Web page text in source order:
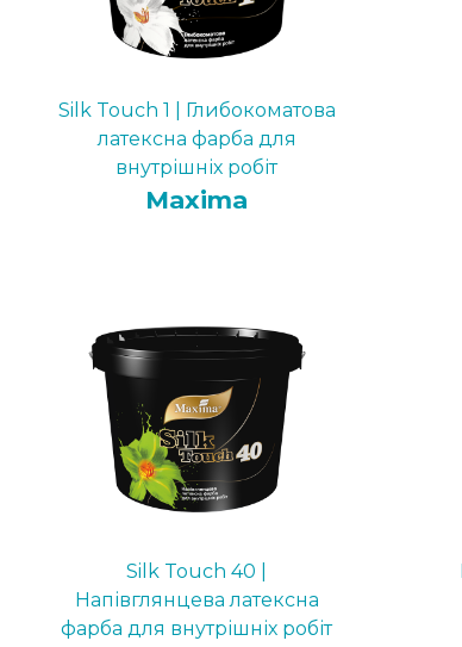
Silk Touch 1 | Глибокоматова
латексна фарба для
внутрішніх робіт
Maxima
Silk Touch 40 |
Напівглянцева латексна
фарба для внутрішніх робіт